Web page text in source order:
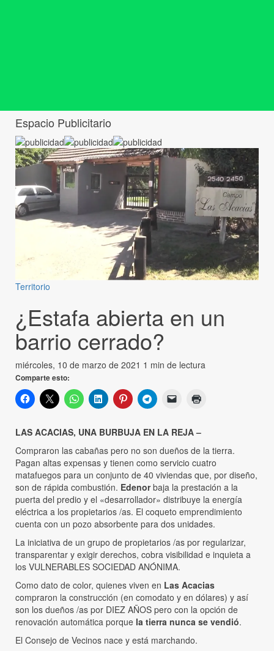
Espacio Publicitario
Territorio
¿Estafa abierta en un
barrio cerrado?
miércoles, 10 de marzo de 2021 1 min de lectura
Comparte esto:
LAS ACACIAS, UNA BURBUJA EN LA REJA –
Compraron las cabañas pero no son dueños de la tierra.
Pagan altas expensas y tienen como servicio cuatro
matafuegos para un conjunto de 40 viviendas que, por diseño,
son de rápida combustión. Edenorbaja la prestación a la
puerta del predio y el «desarrollador» distribuye la energía
eléctrica a los propietarios /as. El coqueto emprendimiento
cuenta con un pozo absorbente para dos unidades.
La iniciativa de un grupo de propietarios /as por regularizar,
transparentar y exigir derechos, cobra visibilidad e inquieta a
los VULNERABLES SOCIEDAD ANÓNIMA.
Como dato de color, quienes viven en Las Acacias
compraron la construcción (en comodato y en dólares) y así
son los dueños /as por DIEZ AÑOS pero con la opción de
renovación automática porque la tierra nunca se vendió.
El Consejo de Vecinos nace y está marchando.